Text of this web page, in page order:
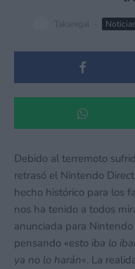
Takaregal Noticias
Debido al terremoto
retrasó el Nintendo
hecho histórico para los
nos ha tenido a todos
anunciada para
pensando «esto iba lo
ya no lo harán«. La